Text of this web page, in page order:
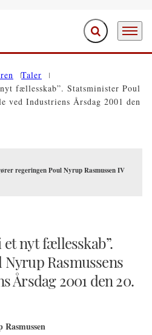
Fold søgefelt ud
Menu
Taler
fællesskab”. Statsminister Poul
ved Industriens Årsdag 2001 den
regeringen Poul Nyrup Rasmussen IV
nyt fællesskab”.
Rasmussens
Årsdag 2001 den 20.